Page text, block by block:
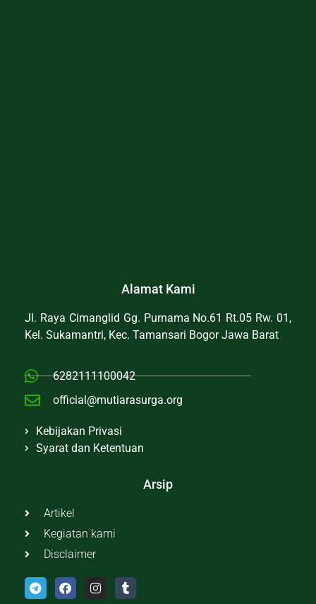
Alamat Kami
Jl. Raya Cimanglid Gg. Purnama No.61 Rt.05 Rw. 01,
Kel. Sukamantri, Kec. Tamansari Bogor Jawa Barat
6282111100042
official@mutiarasurga.org
Kebijakan Privasi
Syarat dan Ketentuan
Arsip
Artikel
Kegiatan kami
Disclaimer